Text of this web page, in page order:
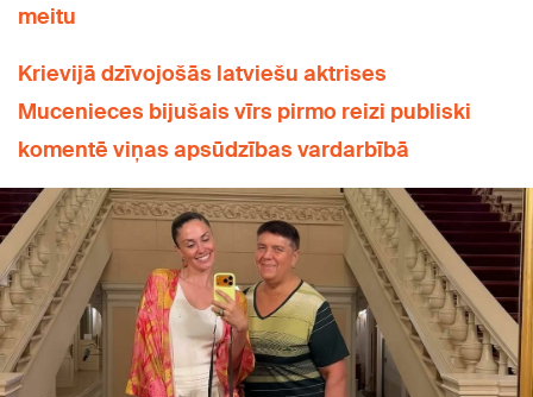
meitu
Krievijā dzīvojošās latviešu aktrises
Mucenieces bijušais vīrs pirmo reizi publiski
komentē viņas apsūdzības vardarbībā